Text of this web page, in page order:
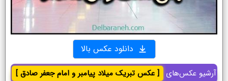
دانلود عکس بالا
آرشیو عکس‌های [ عکس تبریک میلاد پیامبر و امام جعفر صادق ]